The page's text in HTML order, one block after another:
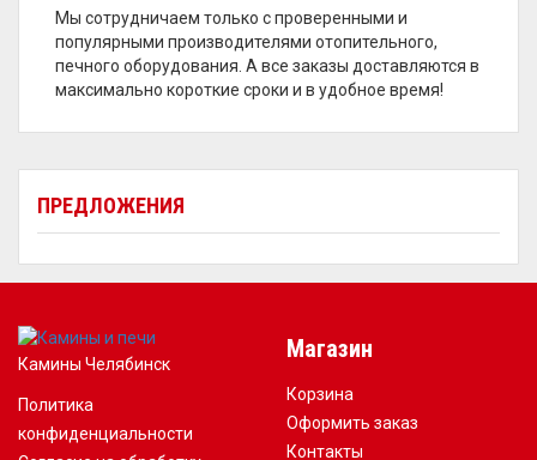
ПРЕДЛОЖЕНИЯ
Мы сотрудничаем только с проверенными и
популярными производителями отопительного,
печного оборудования. А все заказы доставляются в
максимально короткие сроки и в удобное время!
Камины Челябинск
Политика
конфиденциальности
Магазин
Корзина
Оформить заказ
Контакты